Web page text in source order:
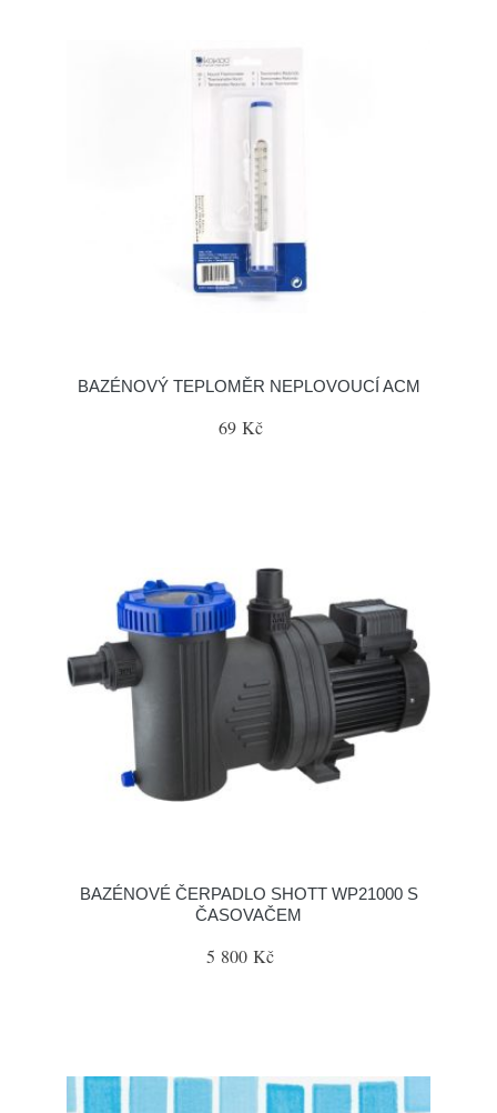
BAZÉNOVÝ TEPLOMĚR NEPLOVOUCÍ ACM
69 Kč
BAZÉNOVÉ ČERPADLO SHOTT WP21000 S
ČASOVAČEM
5 800 Kč